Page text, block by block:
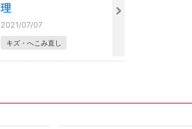
理
2021/07/07
キズ・へこみ直し